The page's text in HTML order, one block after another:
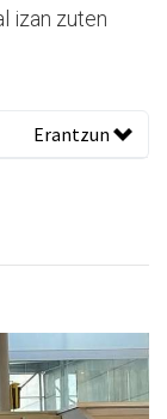
izan zuten
Erantzun